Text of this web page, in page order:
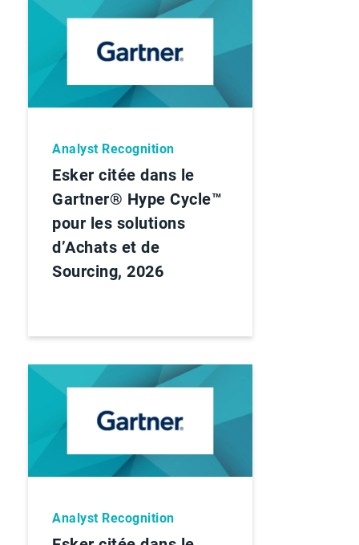
Analyst Recognition
Esker citée dans le
Gartner® Hype Cycle™
pour les solutions
d’Achats et de
Sourcing, 2026
Analyst Recognition